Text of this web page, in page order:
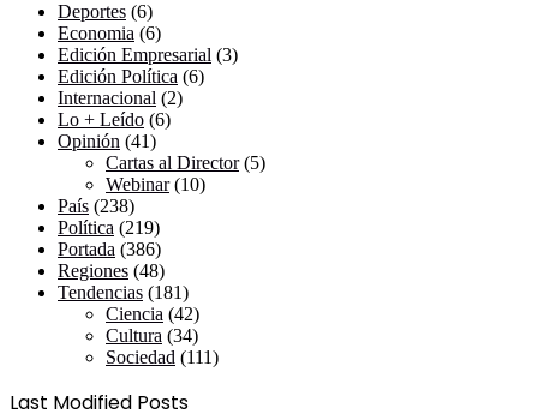
Deportes (6)
Economia (6)
Edición Empresarial (3)
Edición Política (6)
Internacional (2)
Lo + Leído (6)
Opinión (41)
Cartas al Director(5)
Webinar(10)
País (238)
Política (219)
Portada (386)
Regiones (48)
Tendencias (181)
Ciencia (42)
Cultura (34)
Sociedad (111)
Last Modified Posts